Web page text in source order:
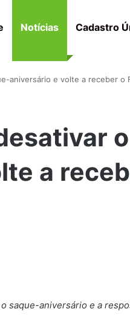
Notícias Cadastro
aniversário e volte a receber o
a
saque-aniversário e a